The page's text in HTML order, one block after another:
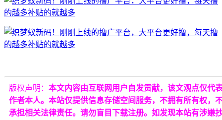
版权声明： 本文内容由互联网用户自发贡献，该文观点仅代
作者本人。本站仅提供信息存储空间服务，不拥有所有权，
承担相关法律责任。请勿盲目下载注册。如发现本站有涉嫌